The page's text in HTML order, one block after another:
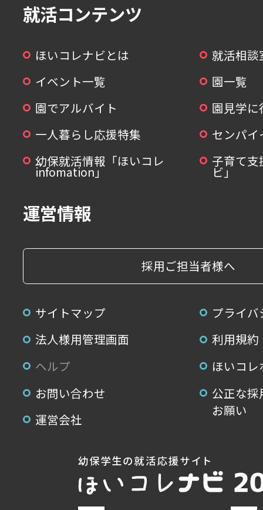
就活コンテンツ
ほいコレナビとは
就活相談
イベント一覧
園一覧
園でアルバイト
園見学
一人暮らし応援特集
センパ
幼保就活情報「ほいコレ
infomation」
子育て支
ビ」
運営情報
採用ご担当者様へ
サイトマップ
プライ
法人様用管理画面
利用規約
ヘルプ
ほいコ
お問い合わせ
公正な
お願い
運営会社